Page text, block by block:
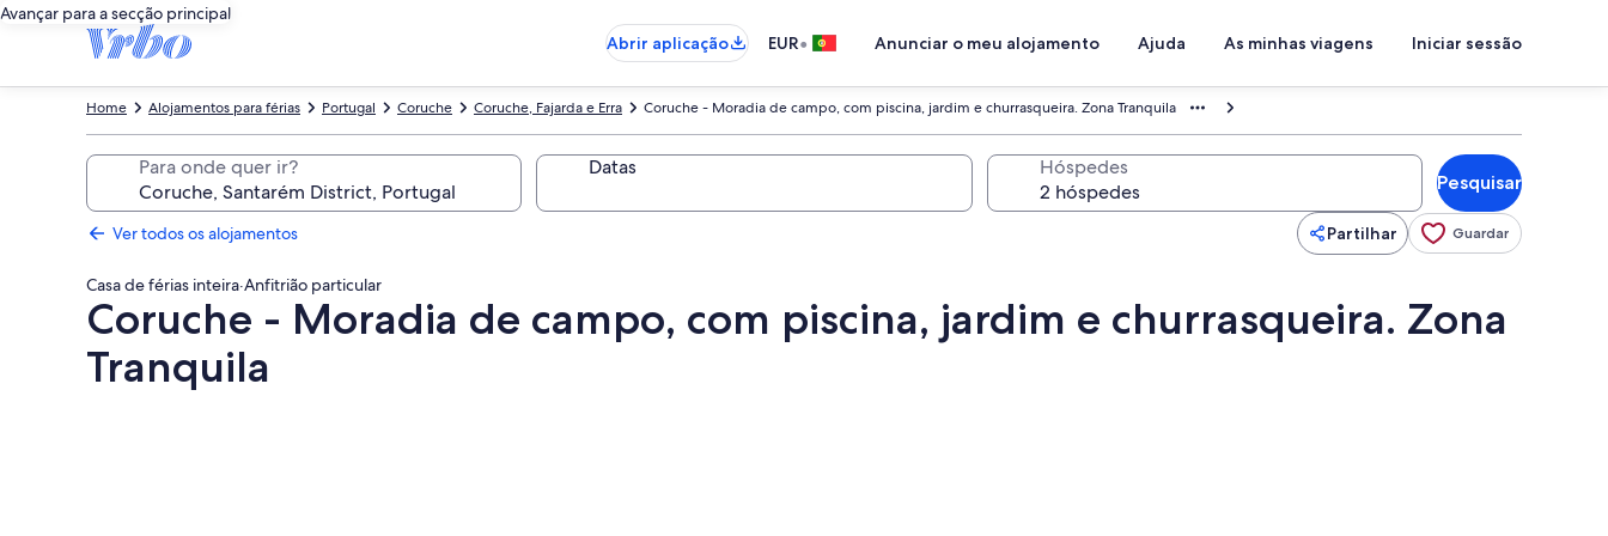
Avançar para a secção principal
Abrir aplicação
EUR• Anunciar o meu alojamento Ajuda As minhas viagens Iniciar sessão
Coruche - Moradia de campo, com piscina, jardim e churrasqueira. Zona Tranquila
Coruche, Fajarda e Erra
Coruche
Portugal
Alojamentos para férias
Home
Para onde quer ir? Datas Hóspedes
Pesquisar
Ver todos os alojamentos Partilhar Guardar
Casa de férias inteira·Anfitrião particular
Coruche - Moradia de campo, com piscina, jardim e churrasqueira. Zona
Tranquila